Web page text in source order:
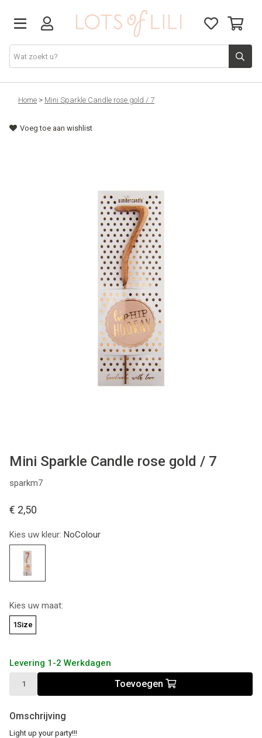
VADERDAG
SOLDEN
GREEN LIVING
KIDS
CADEAUBON
Home > Mini Sparkle Candle rose gold / 7
Voeg toe aan wishlist
Mini Sparkle Candle rose gold / 7
sparkm7
€ 2,50
Kies uw kleur: NoColour
Kies uw maat:
1Size
Levering 1-2 Werkdagen
Toevoegen
Omschrijving
Light up your party!!!